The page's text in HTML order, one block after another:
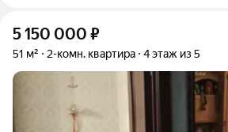
5 150 000 ₽
51 м² 2-комн. квартира 4 этаж из 5